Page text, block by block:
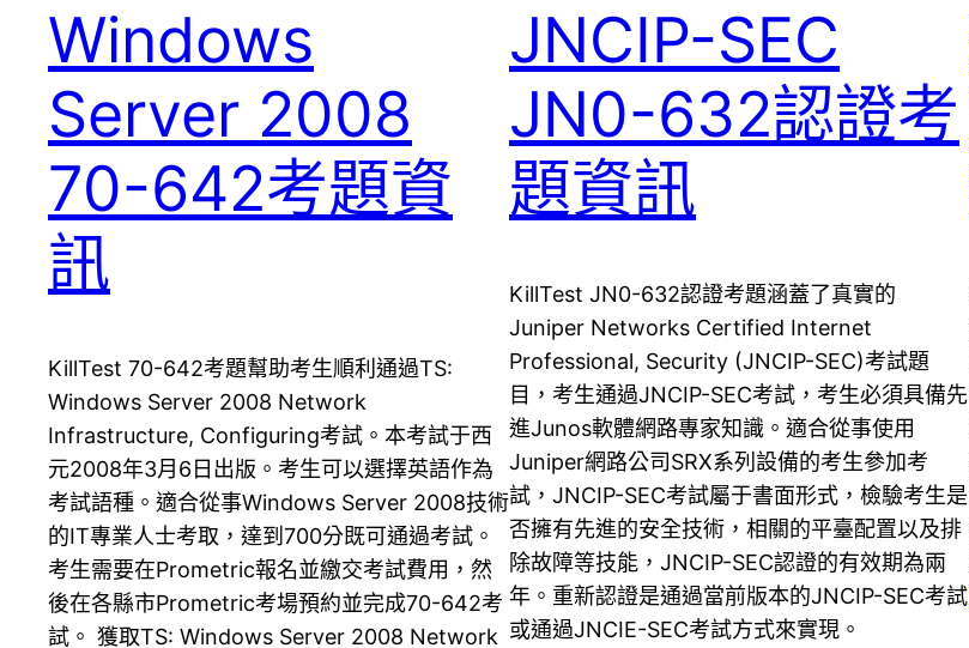
Windows
Server 2008
70-642考題資
訊
KillTest 70-642考題幫助考生順利通過TS:
Windows Server 2008 Network
Infrastructure, Configuring考試。本考試于西
元2008年3月6日出版。考生可以選擇英語作為
考試語種。適合從事Windows Server 2008技術
的IT專業人士考取，達到700分既可通過考試。
考生需要在Prometric報名並繳交考試費用，然
後在各縣市Prometric考場預約並完成70-642考
試。 獲取TS: Windows Server 2008 Network
JNCIP-SEC
JN0-632認證考
題資訊
KillTest JN0-632認證考題涵蓋了真實的
Juniper Networks Certified Internet
Professional, Security (JNCIP-SEC)考試題
目，考生通過JNCIP-SEC考試，考生必須具備先
進Junos軟體網路專家知識。適合從事使用
Juniper網路公司SRX系列設備的考生參加考
試，JNCIP-SEC考試屬于書面形式，檢驗考生是
否擁有先進的安全技術，相關的平臺配置以及排
除故障等技能，JNCIP-SEC認證的有效期為兩
年。重新認證是通過當前版本的JNCIP-SEC考試
或通過JNCIE-SEC考試方式來實現。